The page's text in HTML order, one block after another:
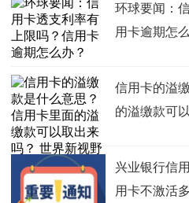
环球要闻：
用卡逾期怎
信用卡的溢
的溢缴款可
兴业银行信
用卡不激活